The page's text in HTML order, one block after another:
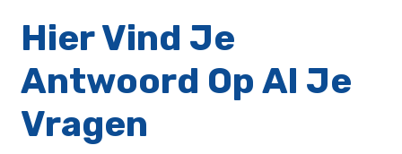
Hier Vind Je
Antwoord Op Al Je
Vragen